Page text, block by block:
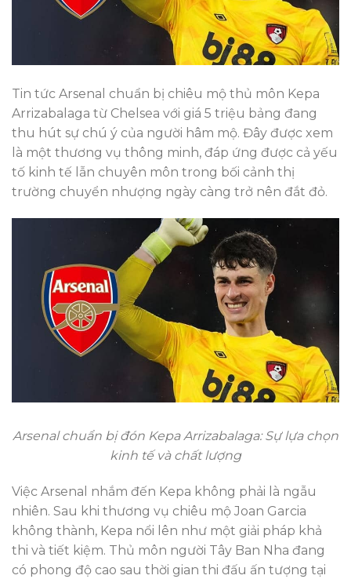
Tin tức Arsenal chuẩn bị chiêu mộ thủ môn Kepa
Arrizabalaga từ Chelsea với giá 5 triệu bảng đang
thu hút sự chú ý của người hâm mộ. Đây được xem
là một thương vụ thông minh, đáp ứng được cả yếu
tố kinh tế lẫn chuyên môn trong bối cảnh thị
trường chuyển nhượng ngày càng trở nên đắt đỏ.
Arsenal chuẩn bị đón Kepa Arrizabalaga: Sự lựa chọn
kinh tế và chất lượng
Việc Arsenal nhắm đến Kepa không phải là ngẫu
nhiên. Sau khi thương vụ chiêu mộ Joan Garcia
không thành, Kepa nổi lên như một giải pháp khả
thi và tiết kiệm. Thủ môn người Tây Ban Nha đang
có phong độ cao sau thời gian thi đấu ấn tượng tại